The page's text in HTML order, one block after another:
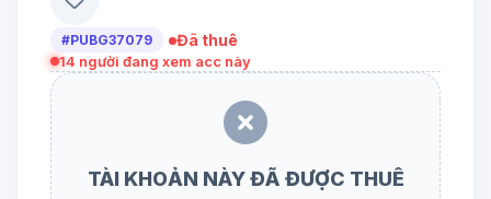
#PUBG37079 Đã thuê
14 người đang xem acc này
TÀI KHOẢN NÀY ĐÃ ĐƯỢC THUÊ